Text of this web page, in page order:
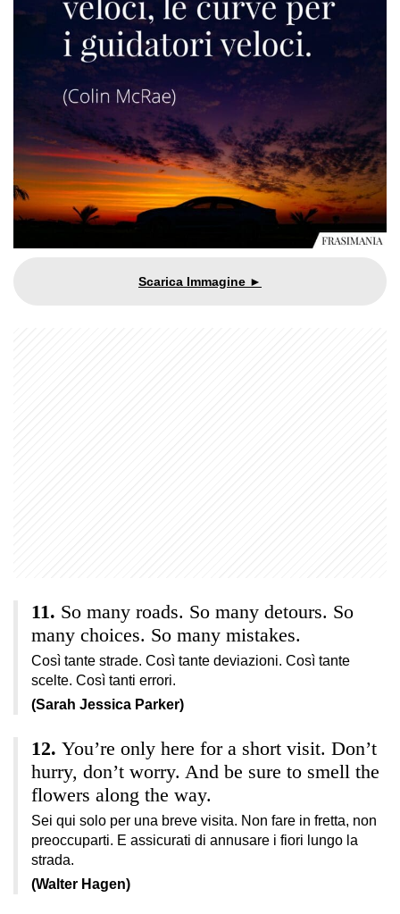
So many roads. So many detours. So
many choices. So many mistakes.
Così tante strade. Così tante deviazioni. Così tante
scelte. Così tanti errori.
(Sarah Jessica Parker)
You’re only here for a short visit. Don’t
hurry, don’t worry. And be sure to smell the
flowers along the way.
Sei qui solo per una breve visita. Non fare in fretta, non
preoccuparti. E assicurati di annusare i fiori lungo la
strada.
(Walter Hagen)